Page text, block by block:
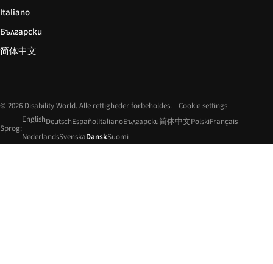
Italiano
Български
简体中文
© 2026 Disability World. Alle rettigheder forbeholdes. Cookie settings
Sprog:
EnglishDeutschEspañolItalianoБългарски简体中文PolskiFrançais
NederlandsSvenskaDanskSuomi